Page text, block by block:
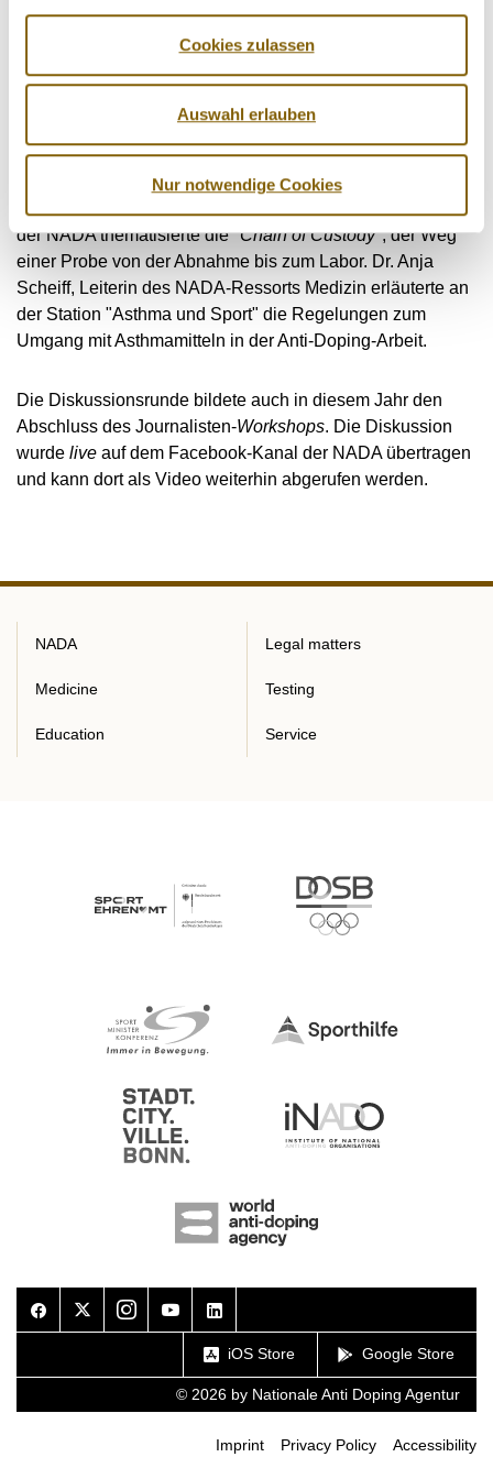
Cookies zulassen
Auswahl erlauben
Nur notwendige Cookies
NADA-Vorstandsmitglied Dr. Lars Mortsiefer gab an der
Überprüfung - einheitliche Anti-
Doping-Arbeit für alle Sportlerinnen und Sportler" Einblicke
abgeleiteten, praktischen Umgang mit dem neuen
Standard fürCompliance.
Stefan Trinks, Leiter des Ressorts Doping-Kontroll-System
der NADA thematisierte die "Chain of Custody", der Weg
einer Probe von der Abnahme bis zum Labor. Dr. Anja
Scheiff, Leiterin des NADA-Ressorts Medizin erläuterte an
der Station "Asthma und Sport" die Regelungen zum
Umgang mit Asthmamitteln in der Anti-Doping-Arbeit.
Die Diskussionsrunde bildete auch in diesem Jahr den
Abschluss des Journalisten-Workshops. Die Diskussion
wurde live auf dem Facebook-Kanal der NADA übertragen
und kann dort als Video weiterhin abgerufen werden.
NADA Legal matters
Medicine Testing
Education Service
FacebookTwitterInstagramYoutubeLinkedIn
iOS Store Google Store
© 2026 by Nationale Anti Doping Agentur
Imprint Privacy Policy Accessibility